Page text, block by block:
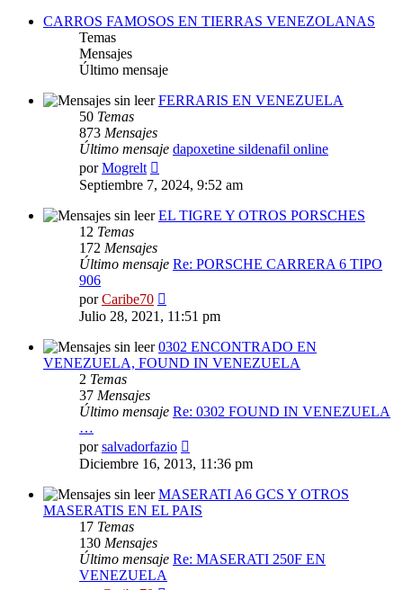
CARROS FAMOSOS EN TIERRAS VENEZOLANAS
Temas
Mensajes
Último mensaje
FERRARIS EN VENEZUELA
50 Temas
873 Mensajes
Último mensaje dapoxetine sildenafil online
porMogrelt
último
Septiembre 7, 2024, 9:52 am
EL TIGRE Y OTROS PORSCHES
12 Temas
172 Mensajes
Último mensaje Re: PORSCHE CARRERA 6 TIPO
906
porCaribe70
último
mensaje
Julio 28, 2021, 11:51 pm
0302 ENCONTRADO EN
VENEZUELA, FOUND IN VENEZUELA
2 Temas
37 Mensajes
Último mensaje Re: 0302 FOUND IN VENEZUELA
…
porsalvadorfazio
último
Diciembre 16, 2013, 11:36 pm
MASERATI A6 GCS Y OTROS
MASERATIS EN EL PAIS
17 Temas
130 Mensajes
Último mensaje Re: MASERATI 250F EN
VENEZUELA